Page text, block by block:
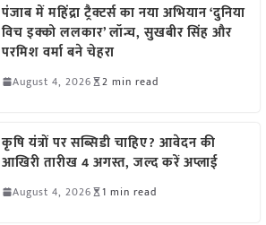
पंजाब में महिंद्रा ट्रैक्टर्स का नया अभियान ‘दुनिया
विच इक्को ललकार’ लॉन्च, सुखबीर सिंह और
परमिश वर्मा बने चेहरा
August 4, 2026 2 min read
कृषि यंत्रों पर सब्सिडी चाहिए? आवेदन की
आखिरी तारीख 4 अगस्त, जल्द करें अप्लाई
August 4, 2026 1 min read